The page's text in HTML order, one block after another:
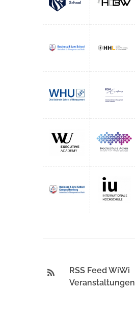
RSS Feed WiWi
Veranstaltungen